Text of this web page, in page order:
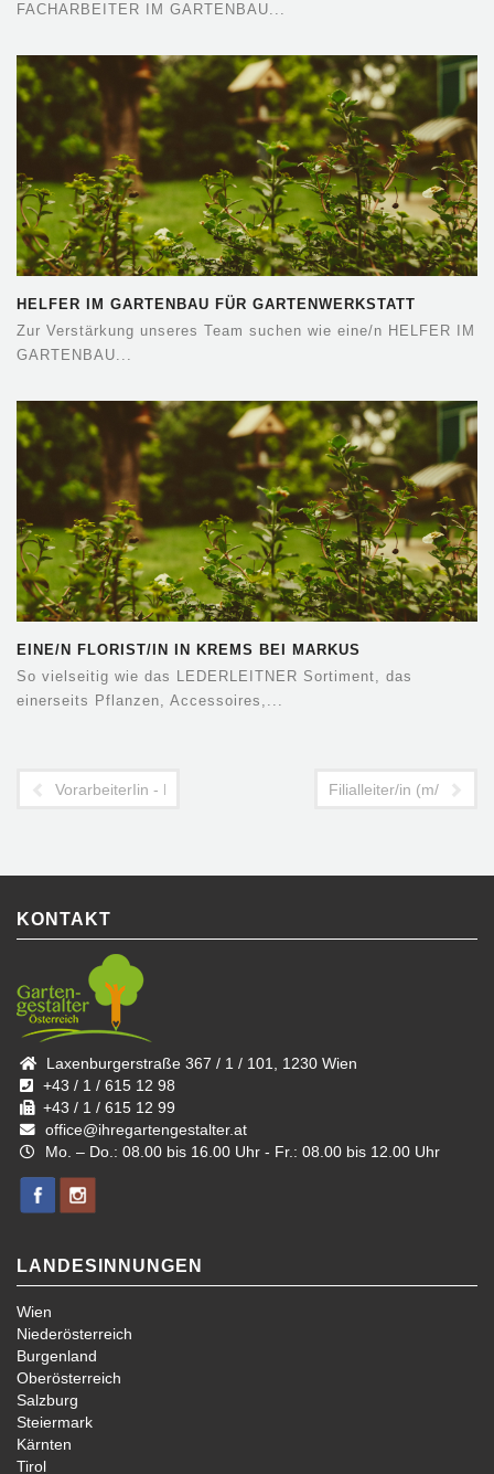
FACHARBEITER IM GARTENBAU...
HELFER IM GARTENBAU FÜR GARTENWERKSTATT
NENTWICH
Zur Verstärkung unseres Team suchen wie eine/n HELFER IM
GARTENBAU...
EINE/N FLORIST/IN IN KREMS BEI MARKUS
LEDERLEITNER GMBH
So vielseitig wie das LEDERLEITNER Sortiment, das
einerseits Pflanzen, Accessoires,...
VorarbeiterIin - Dornhecker GartengestaltungFilialleiter/in (m/w/d)
KONTAKT
Laxenburgerstraße 367 / 1 / 101, 1230 Wien
+43 / 1 / 615 12 98
+43 / 1 / 615 12 99
office@ihregartengestalter.at
Mo. – Do.: 08.00 bis 16.00 Uhr - Fr.: 08.00 bis 12.00 Uhr
LANDESINNUNGEN
Wien
Niederösterreich
Burgenland
Oberösterreich
Salzburg
Steiermark
Kärnten
Tirol